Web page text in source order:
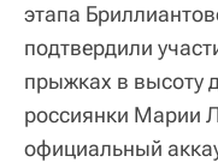
этапа
подтвердили
прыжках в высоту
россиянки Марии
официальный